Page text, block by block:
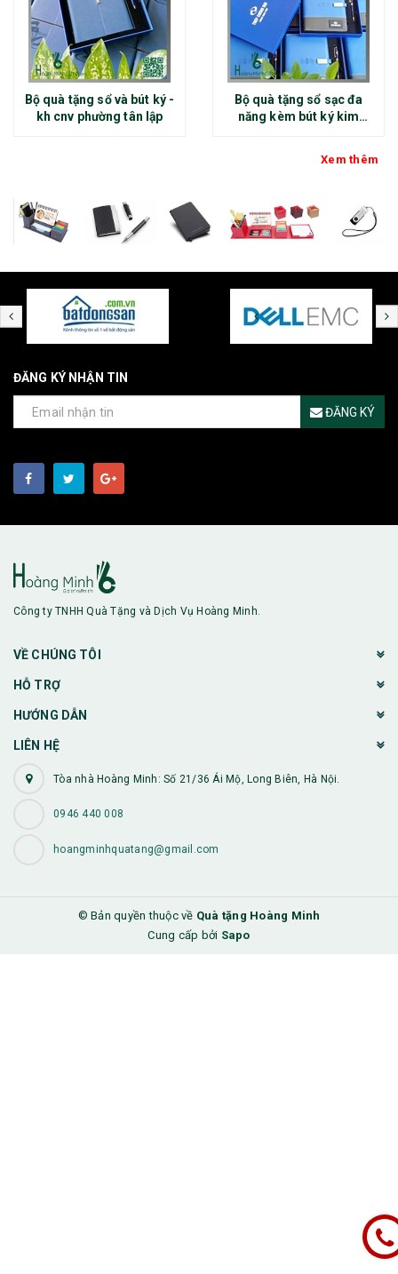
Bộ quà tặng sổ và bút ký -
kh cnv phường tân lập
Bộ quà tặng sổ sạc đa
năng kèm bút ký kim
Xem thêm
ĐĂNG KÝ NHẬN TIN
ĐĂNG KÝ
Công ty TNHH Quà Tặng và Dịch Vụ Hoàng Minh.
VỀ CHÚNG TÔI
HỖ TRỢ
HƯỚNG DẪN
LIÊN HỆ
Tòa nhà Hoàng Minh: Số 21/36 Ái Mộ, Long Biên, Hà Nội.
0946 440 008
hoangminhquatang@gmail.com
© Bản quyền thuộc về Quà tặng Hoàng Minh
Cung cấp bởi Sapo